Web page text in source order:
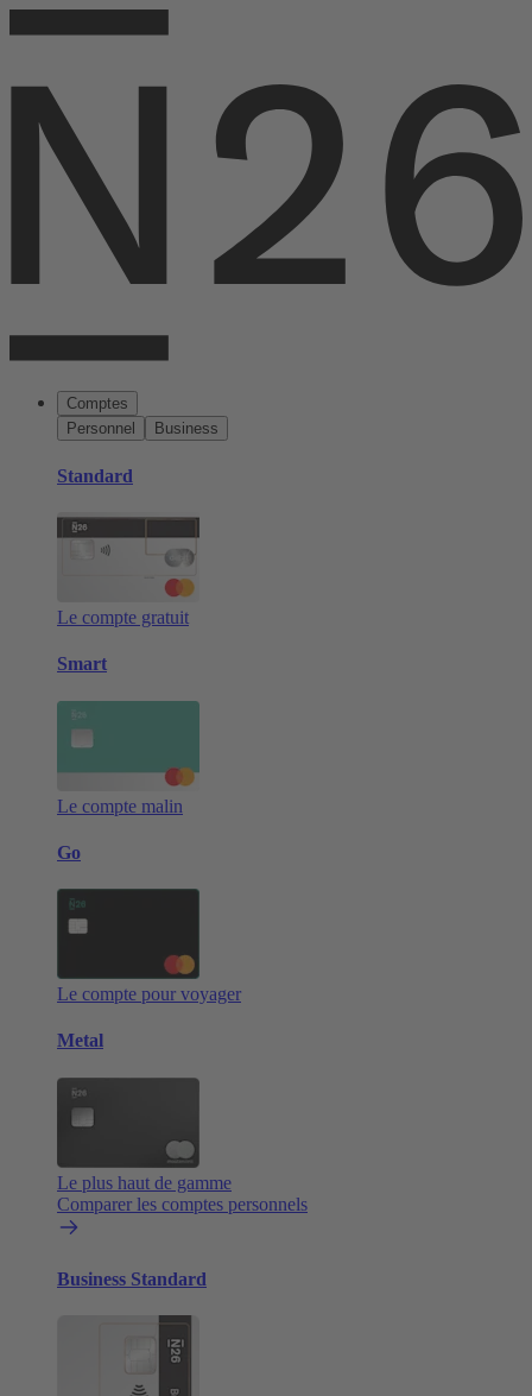
Comptes
Personnel
Business
Standard
Le compte gratuit
Smart
Le compte malin
Go
Le compte pour voyager
Metal
Le plus haut de gamme
Comparer les comptes personnels
Business Standard